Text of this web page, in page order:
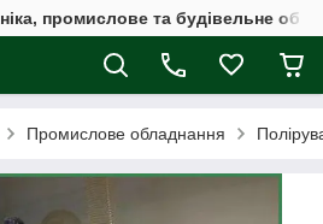
промислове та будівельне
Промислове обладнання